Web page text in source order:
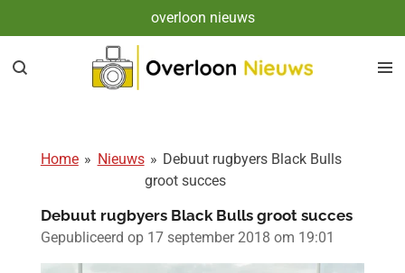
direct
naar
overloon nieuws
Home » Nieuws » Debuut rugbyers Black Bulls
groot succes
Debuut rugbyers Black Bulls groot succes
Gepubliceerd op 17 september 2018 om 19:01